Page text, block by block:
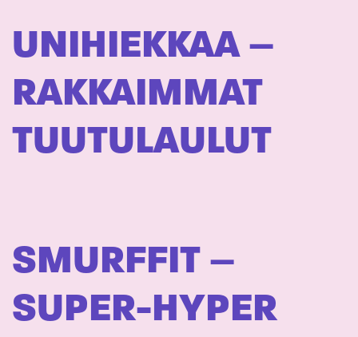
UNIHIEKKAA –
RAKKAIMMAT
TUUTULAULUT
SMURFFIT –
SUPER-HYPER